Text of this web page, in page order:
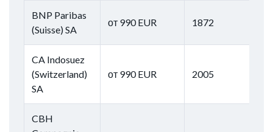
BNP Paribas
(Suisse) SA
от 990 EUR 1872
CA Indosuez
(Switzerland)
SA
от 990 EUR 2005
CBH